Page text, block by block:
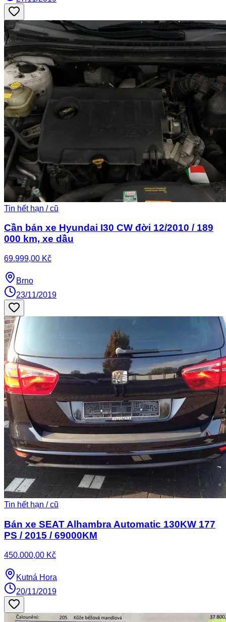
Tin hết hạn / cũ
Cần bán xe Hyundai I30 CW đời 12/2010 / 189
000 km, xe dầu
69.999,00 Kč
Brno
23/11/2019
Tin hết hạn / cũ
Bán xe SEAT Alhambra Automatic 130KW 177
PS / 2015 / 69000KM
450.000,00 Kč
Kutná Hora
20/11/2019